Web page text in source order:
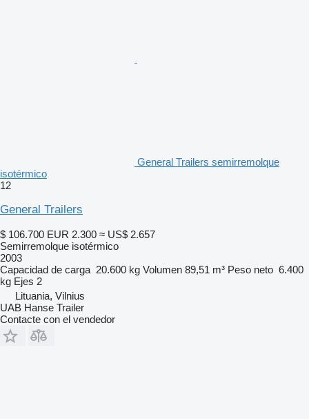
General Trailers semirremolque
isotérmico
12
General Trailers
$ 106.700 EUR 2.300 ≈ US$ 2.657
Semirremolque isotérmico
2003
Capacidad de carga 20.600 kg Volumen 89,51 m³ Peso neto 6.400
kg Ejes 2
Lituania, Vilnius
UAB Hanse Trailer
Contacte con el vendedor